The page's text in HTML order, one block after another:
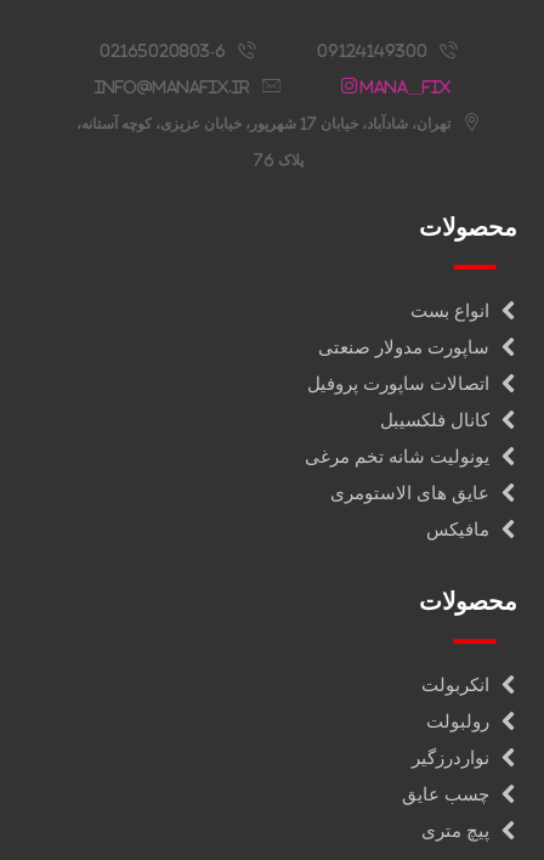
09124149300
02165020803-6
Mana__fix
info@manafix.ir
تهران، شادآباد، خیابان 17 شهریور، خیابان عزیزی، کوچه آستانه،
پلاک 76
محصولات
انواع بست
ساپورت مدولار صنعتی
اتصالات ساپورت پروفیل
کانال فلکسیبل
یونولیت شانه تخم مرغی
عایق های الاستومری
مافیکس
محصولات
انکربولت
رولبولت
نواردرزگیر
چسب عایق
پیچ متری